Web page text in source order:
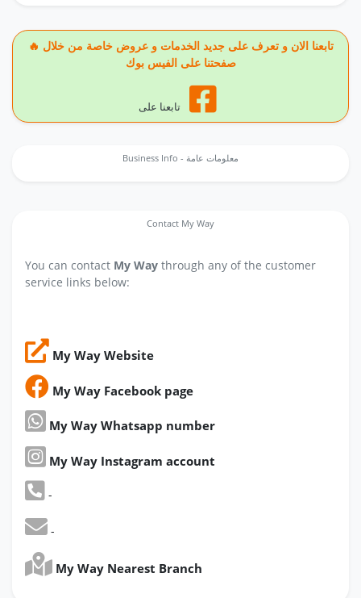
🔥 تابعنا الان و تعرف على جديد الخدمات و عروض خاصة من خلال
صفحتنا على الفيس بوك
تابعنا على
Business Info - معلومات عامة
Contact My Way
You can contact My Way through any of the customer
service links below:
My Way Website
My Way Facebook page
My Way Whatsapp number
My Way Instagram account
-
-
My Way Nearest Branch